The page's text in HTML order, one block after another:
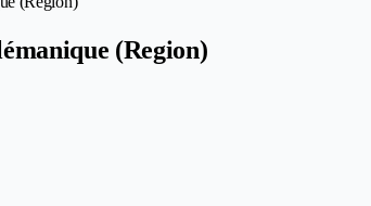
(Region)